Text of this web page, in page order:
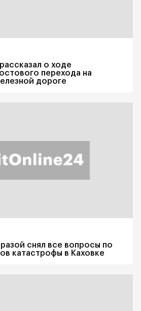
о ходе
перехода на
дороге
снял все вопросы по
катастрофы в Каховке